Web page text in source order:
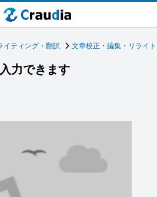
イティング・翻訳 文章校正・編集・リライト
力できます